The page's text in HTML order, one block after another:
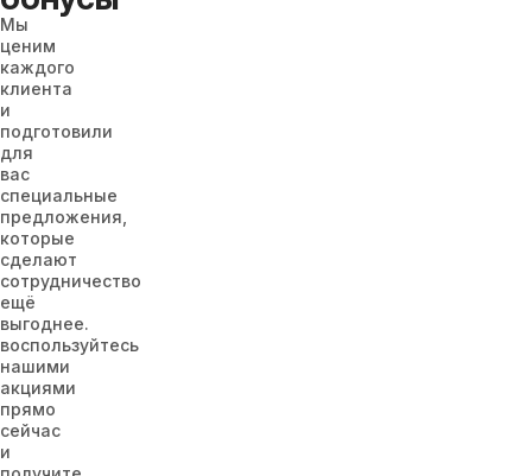
Мы
ценим
каждого
клиента
и
подготовили
для
вас
специальные
предложения,
которые
сделают
сотрудничество
ещё
выгоднее.
воспользуйтесь
нашими
акциями
прямо
сейчас
и